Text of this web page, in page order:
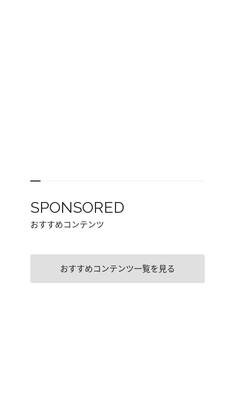
SPONSORED
おすすめコンテンツ
おすすめコンテンツ一覧を見る